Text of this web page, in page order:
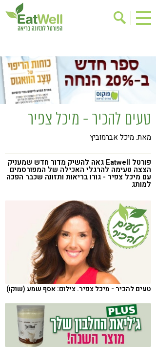
בישול בריא
אינדקס עסקים
ריפוי ומניעת מחלות
בריאות האישה
מתכוני בריאות
אירועים
שינוי תזונתי
גישות בתזונה
ניקוי רעלים
מזונות על
ילדים
תזונה וספורט
רגישות לגלוטן
טעים להכיר
קורונה
טבעונות
טעים להכיר - מיכל צפיר
מאת: מיכל אברמוביץ
פורטל Eatwell גאה להשיק מדור חדש שמעניק
הצצה טעימה להרגלי האכילה של המפורסמים
עם מיכל צפיר - גורו בריאות ותזונה שכבר הפכה
למותג
טעים להכיר - מיכל צפיר. צילום: אסף שמע (שוקו)